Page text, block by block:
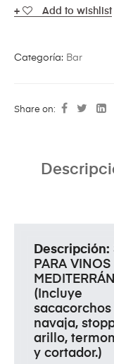
Add to wishlist
Categoría: Bar
Share on:
Descripción:
PARA VINOS
(Incluye
sacacorchos
navaja,
arillo,
y cortador.)